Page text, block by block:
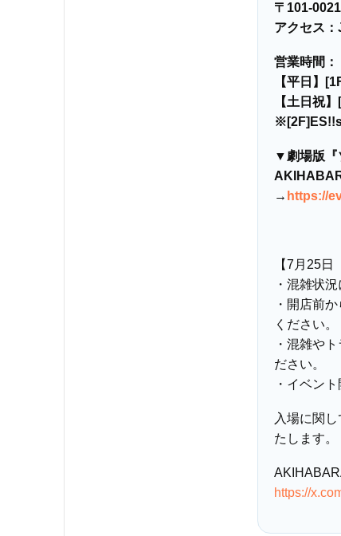
〒101-
アクセス
営業時間：
【平日】
【土日祝
▼劇場版『
→ https://
【7月25日
・混雑状
・開店前
ください。
・混雑や
ださい。
・イベン
入場に関
たします。
https://